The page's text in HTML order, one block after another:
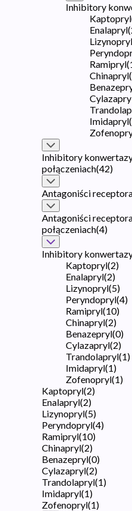
Inhibitory
Kaptopryl
Enalapryl(
Lizynopryl
Ramipryl(
Chinapryl(
Imidapryl(
Inhibitory
połączeniach(42)
Antagoniści
Antagoniści
połączeniach(4)
Inhibitory
Kaptopryl(2)
Enalapryl(2)
Lizynopryl(5)
Peryndopryl(4)
Ramipryl(10)
Chinapryl(2)
Benazepryl(0)
Cylazapryl(2)
Trandolapryl(1)
Imidapryl(1)
Zofenopryl(1)
Kaptopryl(2)
Enalapryl(2)
Lizynopryl(5)
Peryndopryl(4)
Ramipryl(10)
Chinapryl(2)
Benazepryl(0)
Cylazapryl(2)
Trandolapryl(1)
Imidapryl(1)
Zofenopryl(1)